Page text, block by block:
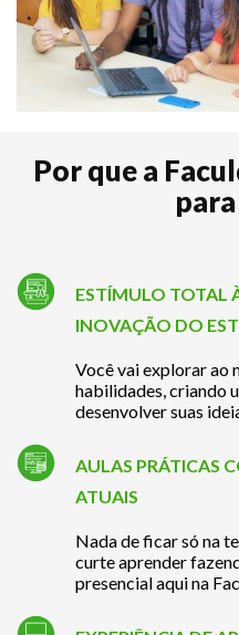
Por que a
ESTÍMULO TOTAL
INOVAÇÃO DO
Você vai explorar ao
habilidades, criando
desenvolver suas
AULAS PRÁTICAS
ATUAIS
Nada de ficar só na
curte aprender
presencial aqui na